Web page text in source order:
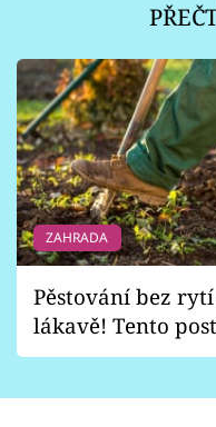
ZAHRADA
Pěstování bez
lákavě! Tento
vhodný jen pro